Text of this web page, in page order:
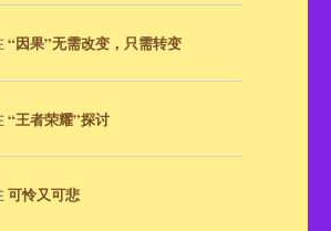
“因果”无需改变，只需转变
“王者荣耀”探讨
可怜又可悲